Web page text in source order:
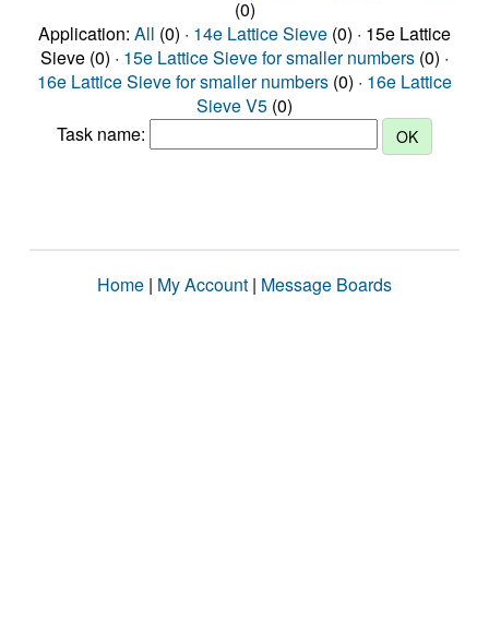
(0)
Application: All (0) · 14e Lattice Sieve (0) · 15e Lattice
Sieve (0) · 15e Lattice Sieve for smaller numbers (0) ·
16e Lattice Sieve for smaller numbers (0) · 16e Lattice
Sieve V5 (0)
Task name:
Home | My Account | Message Boards